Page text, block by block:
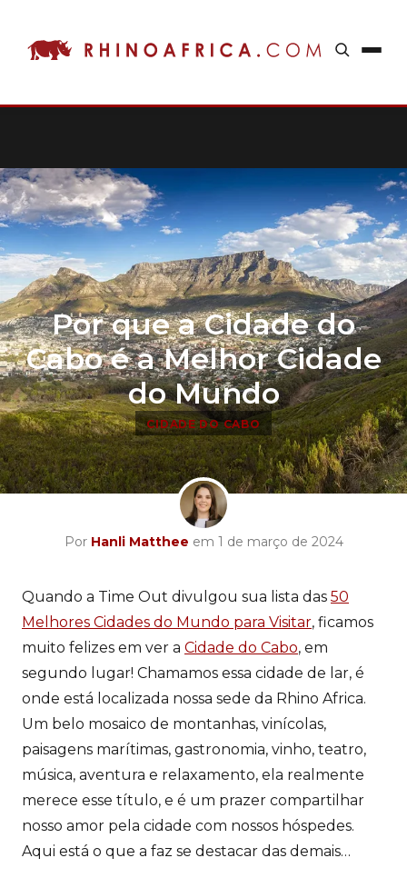
Por que a Cidade do
Cabo é a Melhor Cidade
do Mundo
CIDADE DO CABO
Por Hanli Matthee em 1 de março de 2024
Quando a Time Out divulgou sua lista das 50
Melhores Cidades do Mundo para Visitar, ficamos
muito felizes em ver a Cidade do Cabo, em
segundo lugar! Chamamos essa cidade de lar, é
onde está localizada nossa sede da Rhino Africa.
Um belo mosaico de montanhas, vinícolas,
paisagens marítimas, gastronomia, vinho, teatro,
música, aventura e relaxamento, ela realmente
merece esse título, e é um prazer compartilhar
nosso amor pela cidade com nossos hóspedes.
Aqui está o que a faz se destacar das demais…